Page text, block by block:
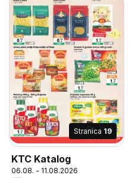
Stranica 19
KTC Katalog
06.08. - 11.08.2026